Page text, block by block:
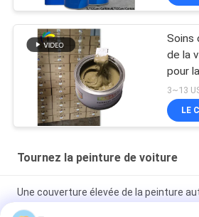
Soins
de la
pour
des
3~13
LE
Tournez la peinture de voiture
Une couverture élevée de la peinture
usine